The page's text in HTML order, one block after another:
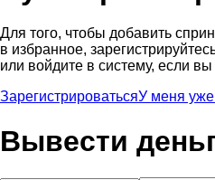
Для того, чтобы добавить
в избранное,
или войдите в систему, если
ЗарегистрироватьсяУ меня уже
Вывести